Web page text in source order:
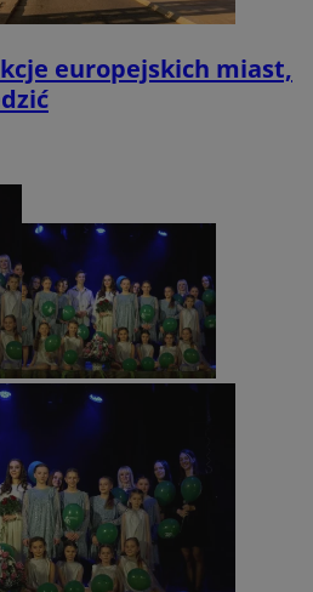
europejskich miast,